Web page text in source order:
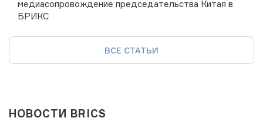
медиасопровождение председательства Китая в
БРИКС
ВСЕ СТАТЬИ
НОВОСТИ BRICS